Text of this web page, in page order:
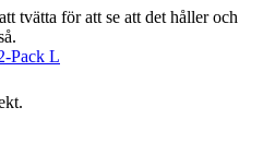
tvätta för att se att det håller och
Pack L